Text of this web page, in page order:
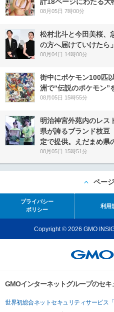
08月05日 7時00分
松村北斗と今田美桜、
の方へ届けていけたら」
08月04日 14時00分
街中にポケモン100匹
洲で“伝説のポケモン”
08月05日 15時55分
明治神宮外苑内のレス
県が誇るブランド枝豆
定で提供。えだまめ県
08月05日 15時51分
ペー
プライバシー
ポリシー
利用
Copyright © 2026 GMO
GMOインターネットグループのセ
世界初総合ネットセキュリティサービス